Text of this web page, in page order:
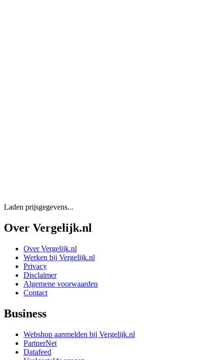
Laden prijsgegevens...
Over Vergelijk.nl
Over Vergelijk.nl
Werken bij Vergelijk.nl
Privacy
Disclaimer
Algemene voorwaarden
Contact
Business
Webshop aanmelden bij Vergelijk.nl
PartnerNet
Datafeed